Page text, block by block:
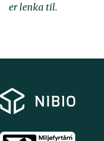
er lenka til.